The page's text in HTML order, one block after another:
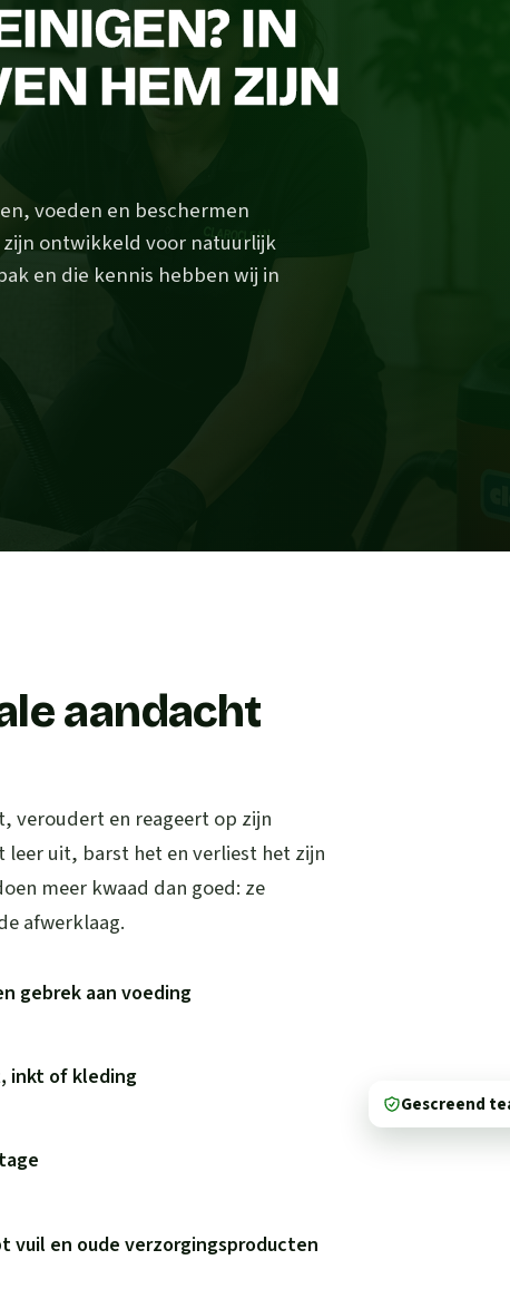
IN
HEM ZIJN
voeden en beschermen
ontwikkeld voor natuurlijk
en die kennis hebben wij in
aandacht
veroudert en reageert op zijn
uit, barst het en verliest het zijn
meer kwaad dan goed: ze
afwerklaag.
gebrek aan voeding
inkt of kleding
en oude verzorgingsproducten
Gescreend